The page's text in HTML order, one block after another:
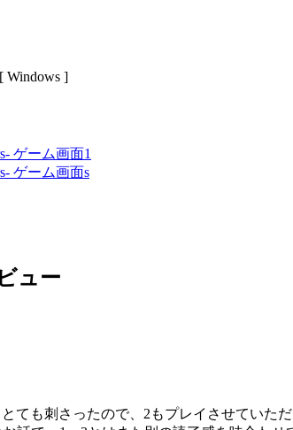
Windows ]
ュー
ても刺さったので、2もプレイさせていただ